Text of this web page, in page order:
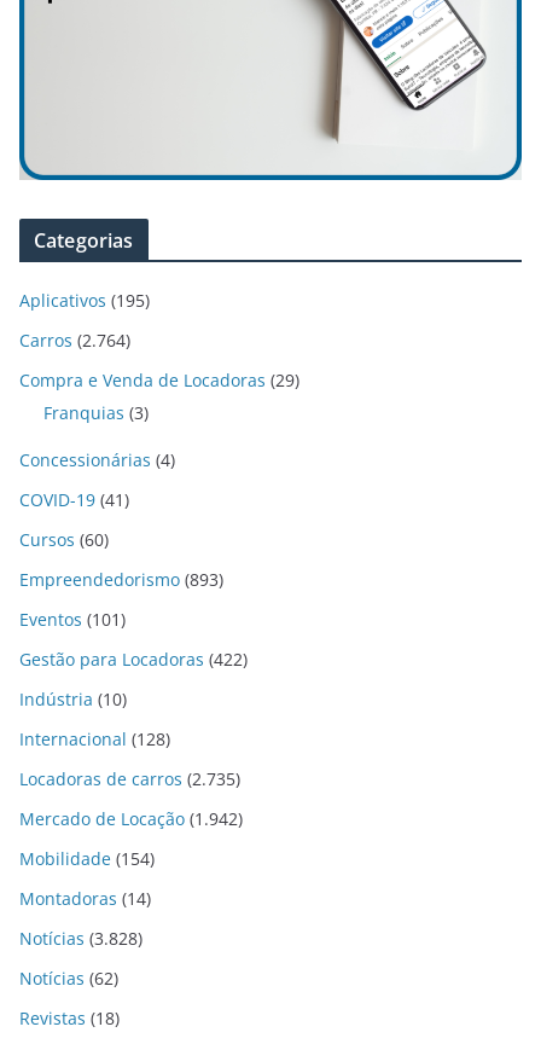
Categorias
Aplicativos (195)
Carros (2.764)
Compra e Venda de Locadoras (29)
Franquias (3)
Concessionárias (4)
COVID-19 (41)
Cursos (60)
Empreendedorismo (893)
Eventos (101)
Gestão para Locadoras (422)
Indústria (10)
Internacional (128)
Locadoras de carros (2.735)
Mercado de Locação (1.942)
Mobilidade (154)
Montadoras (14)
Notícias (3.828)
Notícias (62)
Revistas (18)